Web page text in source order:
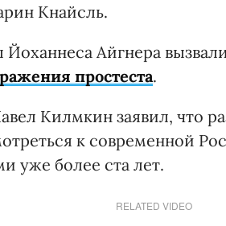
Кнайсль.
Йоханнеса Айгнера
простеста.
Килмкин заявил, что
к современной
уже более ста лет.
RELATED VIDEO